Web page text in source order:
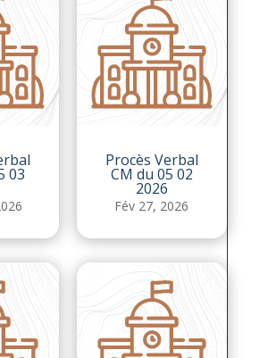
03
Procès Verbal
CM du 05 02
2026
Fév 27, 2026